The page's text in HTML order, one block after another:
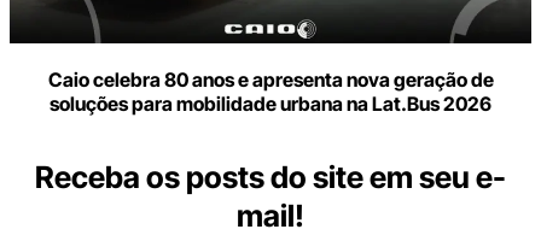
Caio celebra 80 anos e apresenta nova geração de
soluções para mobilidade urbana na Lat.Bus 2026
Receba os posts do site em seu e-
mail!